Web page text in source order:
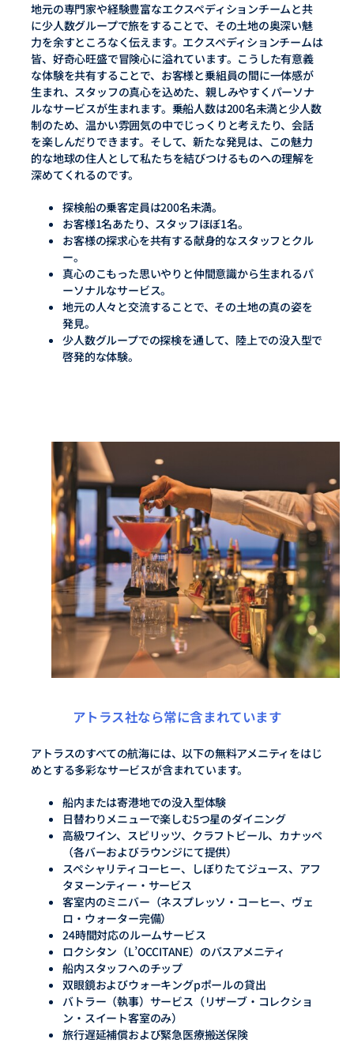
地元の専門家や経験豊富なエクスペディションチームと共
に少人数グループで旅をすることで、その土地の奥深い魅
力を余すところなく伝えます。エクスペディションチームは
皆、好奇心旺盛で冒険心に溢れています。こうした有意義
な体験を共有することで、お客様と乗組員の間に一体感が
生まれ、スタッフの真心を込めた、親しみやすくパーソナ
ルなサービスが生まれます。乗船人数は200名未満と少人数
制のため、温かい雰囲気の中でじっくりと考えたり、会話
を楽しんだりできます。そして、新たな発見は、この魅力
的な地球の住人として私たちを結びつけるものへの理解を
深めてくれるのです。
探検船の乗客定員は200名未満。
お客様1名あたり、スタッフほぼ1名。
お客様の探求心を共有する献身的なスタッフとクル
ー。
真心のこもった思いやりと仲間意識から生まれるパ
ーソナルなサービス。
地元の人々と交流することで、その土地の真の姿を
発見。
少人数グループでの探検を通して、陸上での没入型で
啓発的な体験。
アトラス社なら常に含まれています
アトラスのすべての航海には、以下の無料アメニティをはじ
めとする多彩なサービスが含まれています。
船内または寄港地での没入型体験
日替わりメニューで楽しむ5つ星のダイニング
高級ワイン、スピリッツ、クラフトビール、カナッペ
（各バーおよびラウンジにて提供）
スペシャリティコーヒー、しぼりたてジュース、アフ
タヌーンティー・サービス
客室内のミニバー（ネスプレッソ・コーヒー、ヴェ
ロ・ウォーター完備）
24時間対応のルームサービス
ロクシタン（L’OCCITANE）のバスアメニティ
船内スタッフへのチップ
双眼鏡およびウォーキングpポールの貸出
バトラー（執事）サービス（リザーブ・コレクショ
ン・スイート客室のみ）
旅行遅延補償および緊急医療搬送保険